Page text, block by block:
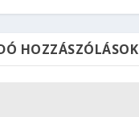
HOZZÁSZÓLÁSOK